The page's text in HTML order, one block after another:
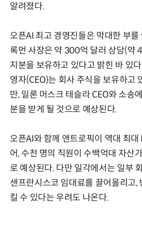
알려졌다.
오픈AI 최고 경영진들은 막대한 부를
록먼 사장은 약 300억 달러 상당(약
지분을 보유하고 있다고 밝힌 바 있
영자(CEO)는 회사 주식을 보유하고
만, 일론 머스크 테슬라 CEO와 소송
분을 받게 될 것으로 예상된다.
오픈AI와 함께 앤트로픽이 역대 최대
어, 수천 명의 직원이 수백억대 자산
로 예상된다. 다만 일각에서는 일부
샌프란시스코 임대료를 끌어올리고,
킬 수 있다는 우려도 나온다.